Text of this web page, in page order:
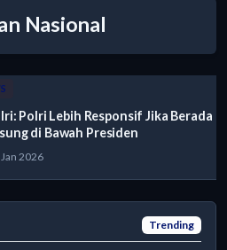
Nasional
Polri Lebih Responsif Jika Berada
di Bawah Presiden
2026
Trending